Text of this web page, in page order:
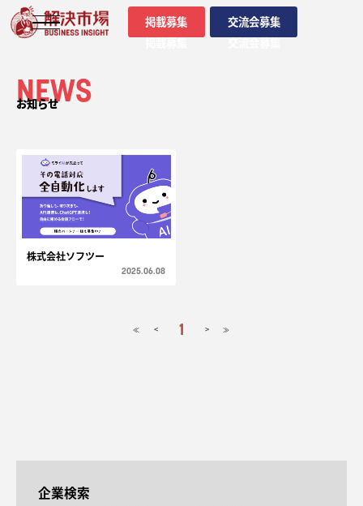
掲載募集
掲載募集
交流会募集
交流会募集
NEWS
お知らせ
株式会社ソフツー
2025.06.08
≪ < 1 > ≫
企業検索